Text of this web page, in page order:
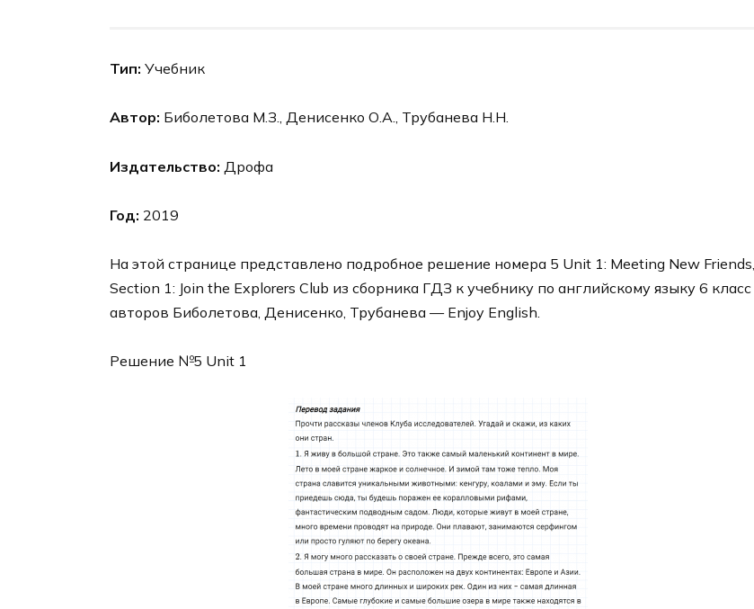
Тип: Учебник
Автор: Биболетова М.З., Денисенко О.А., Трубанева Н.Н.
Издательство: Дрофа
Год: 2019
На этой странице представлено подробное решение номера 5 Unit 1: Meeting New Friends,
Section 1: Join the Explorers Club из сборника ГДЗ к учебнику по английскому языку 6 класс
авторов Биболетова, Денисенко, Трубанева — Enjoy English.
Решение №5 Unit 1